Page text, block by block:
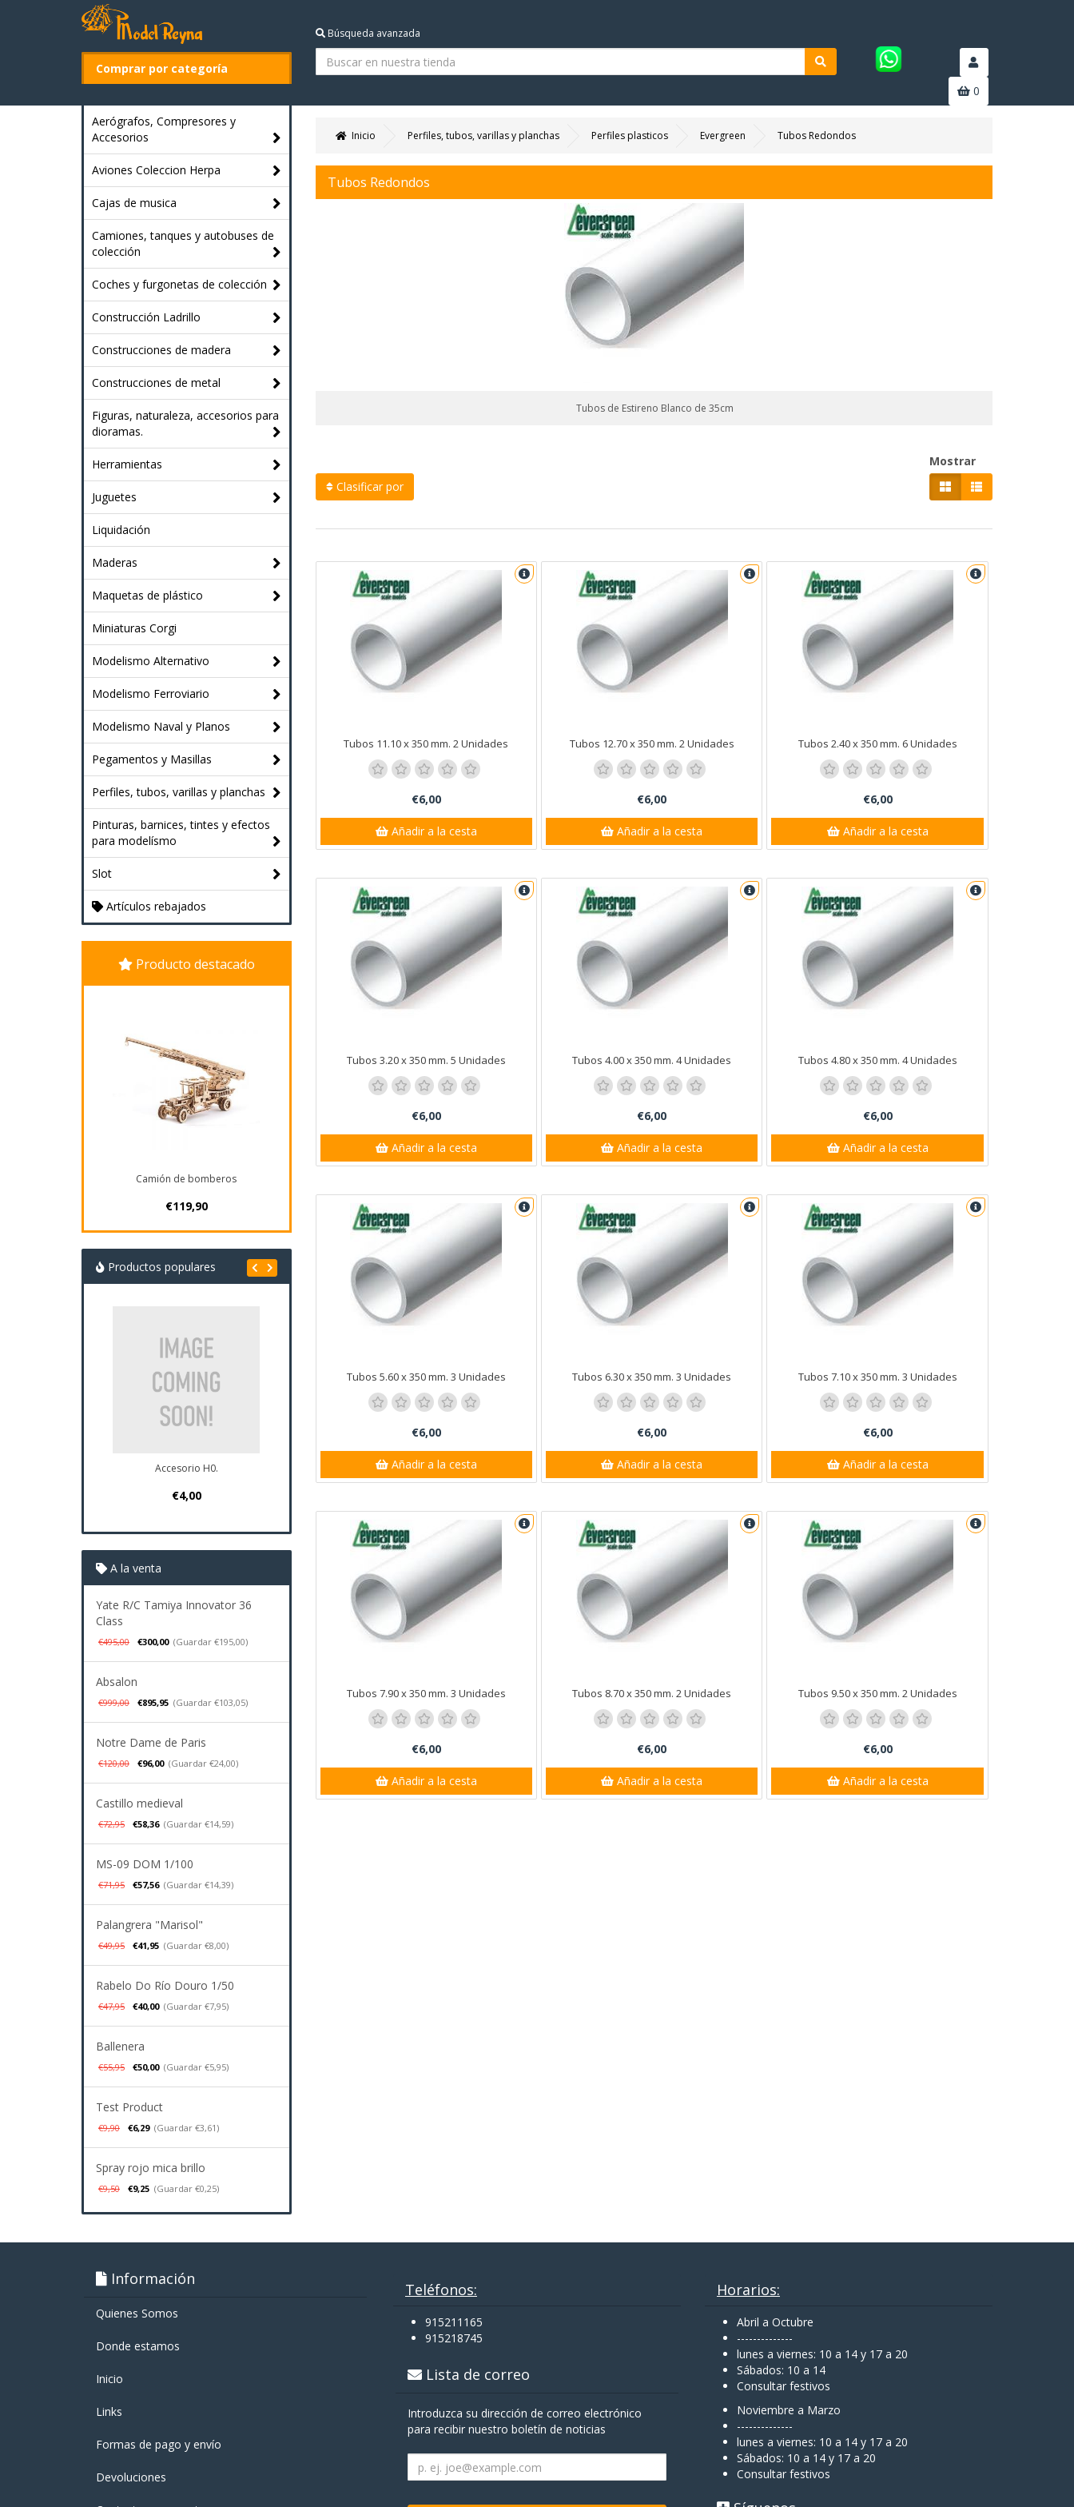
Comprar por categoría
Búsqueda avanzada
0
Aerógrafos, Compresores y
Accesorios
Aviones Coleccion Herpa
Cajas de musica
Camiones, tanques y autobuses de
colección
Coches y furgonetas de colección
Construcción Ladrillo
Construcciones de madera
Construcciones de metal
Figuras, naturaleza, accesorios para
dioramas.
Herramientas
Juguetes
Liquidación
Maderas
Maquetas de plástico
Miniaturas Corgi
Modelismo Alternativo
Modelismo Ferroviario
Modelismo Naval y Planos
Pegamentos y Masillas
Perfiles, tubos, varillas y planchas
Pinturas, barnices, tintes y efectos
para modelísmo
Slot
Artículos rebajados
Producto destacado
Camión de bomberos
€119,90
Productos populares
Accesorio H0. Plano Navio Santa Ana
A la venta
Yate R/C Tamiya Innovator 36
Class
€495,00 €300,00 (Guardar €195,00)
Absalon
€999,00 €895,95 (Guardar €103,05)
Notre Dame de Paris
€120,00 €96,00 (Guardar €24,00)
Castillo medieval
€72,95 €58,36 (Guardar €14,59)
MS-09 DOM 1/100
€71,95 €57,56 (Guardar €14,39)
Palangrera "Marisol"
€49,95 €41,95 (Guardar €8,00)
Rabelo Do Río Douro 1/50
€47,95 €40,00 (Guardar €7,95)
Ballenera
€55,95 €50,00 (Guardar €5,95)
Test Product
€9,90 €6,29 (Guardar €3,61)
Spray rojo mica brillo
€9,50 €9,25 (Guardar €0,25)
Inicio Perfiles, tubos, varillas y planchas Perfiles plasticos Evergreen Tubos Redondos
Tubos Redondos
Tubos de Estireno Blanco de 35cm
Clasificar por
Mostrar
Tubos 11.10 x 350 mm. 2 Unidades
€6,00
Añadir a la cesta
Tubos 12.70 x 350 mm. 2 Unidades
€6,00
Añadir a la cesta
Tubos 2.40 x 350 mm. 6 Unidades
€6,00
Añadir a la cesta
Tubos 3.20 x 350 mm. 5 Unidades
€6,00
Añadir a la cesta
Tubos 4.00 x 350 mm. 4 Unidades
€6,00
Añadir a la cesta
Tubos 4.80 x 350 mm. 4 Unidades
€6,00
Añadir a la cesta
Tubos 5.60 x 350 mm. 3 Unidades
€6,00
Añadir a la cesta
Tubos 6.30 x 350 mm. 3 Unidades
€6,00
Añadir a la cesta
Tubos 7.10 x 350 mm. 3 Unidades
€6,00
Añadir a la cesta
Tubos 7.90 x 350 mm. 3 Unidades
€6,00
Añadir a la cesta
Tubos 8.70 x 350 mm. 2 Unidades
€6,00
Añadir a la cesta
Tubos 9.50 x 350 mm. 2 Unidades
€6,00
Añadir a la cesta
Información
Quienes Somos
Donde estamos
Inicio
Links
Formas de pago y enví­o
Devoluciones
Teléfonos:
915211165
915218745
Lista de correo
Introduzca su dirección de correo electrónico
para recibir nuestro boletín de noticias
Horarios:
Abril a Octubre
--------------
lunes a viernes: 10 a 14 y 17 a 20
Sábados: 10 a 14
Consultar festivos
Noviembre a Marzo
--------------
lunes a viernes: 10 a 14 y 17 a 20
Sábados: 10 a 14 y 17 a 20
Consultar festivos